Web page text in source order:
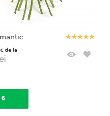
de la
6